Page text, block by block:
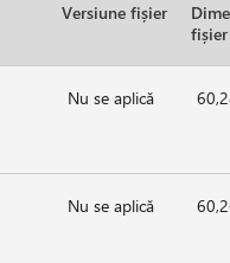
Versiune fișier
fișier
Nu se aplică
Nu se aplică